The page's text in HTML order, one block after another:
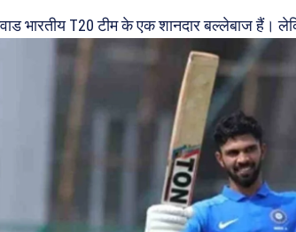
भारतीय T20 टीम के एक शानदार बल्लेबाज हैं।